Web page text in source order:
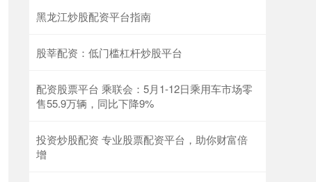
黑龙江炒股配资平台指南
股莘配资：低门槛杠杆炒股平台
配资股票平台 乘联会：5月1-12日乘用车市场零
售55.9万辆，同比下降9%
投资炒股配资 专业股票配资平台，助你财富倍
增